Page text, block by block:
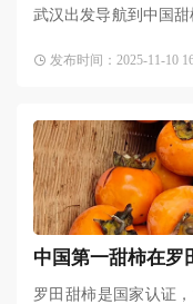
武汉出发导航到中国
吃吊锅，腊排骨打底再
发布时间：2025-11-10
中国第一甜柿在罗
罗田甜柿是国家认证